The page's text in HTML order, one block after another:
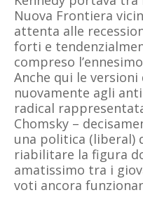
Nuova Frontiera
attenta alle
forti e
compreso
Anche qui le
nuovamente agli
radical
Chomsky –
una politica (liberal)
riabilitare la figura
amatissimo tra i
voti ancora